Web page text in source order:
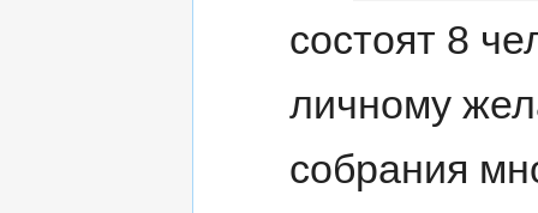
состоят 8
личному
собрания